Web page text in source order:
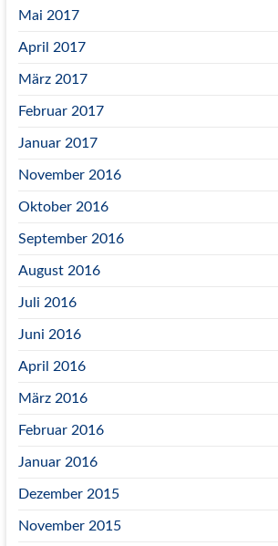
Mai 2017
April 2017
März 2017
Februar 2017
Januar 2017
November 2016
Oktober 2016
September 2016
August 2016
Juli 2016
Juni 2016
April 2016
März 2016
Februar 2016
Januar 2016
Dezember 2015
November 2015